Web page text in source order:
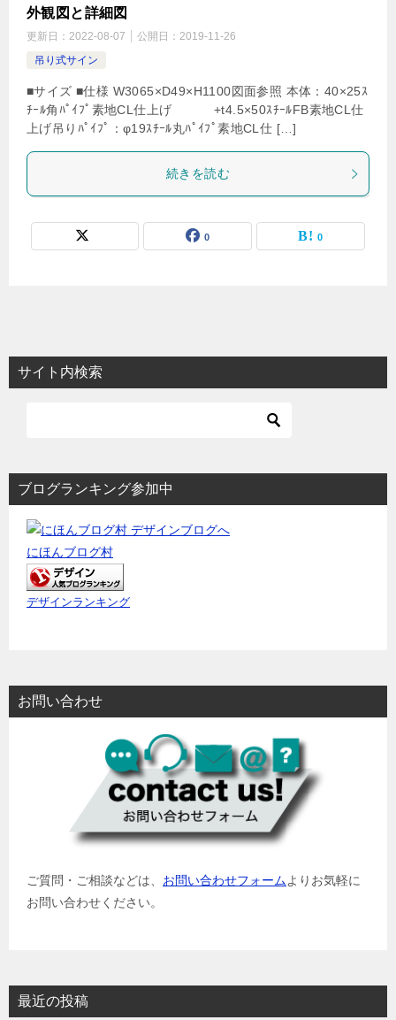
外観図と詳細図
更新日： 2022-08-07 公開日： 2019-11-26
吊り式サイン
■サイズ ■仕様 W3065×D49×H1100図面参照 本体：40×25ｽ
ﾁｰﾙ角ﾊﾟｲﾌﾟ素地CL仕上げ +t4.5×50ｽﾁｰﾙFB素地CL仕
上げ吊りﾊﾟｲﾌﾟ：φ19ｽﾁｰﾙ丸ﾊﾟｲﾌﾟ素地CL仕 […]
続きを読む
0 0
サイト内検索
ブログランキング参加中
にほんブログ村
デザインランキング
お問い合わせ
ご質問・ご相談などは、 お問い合わせフォームよりお気軽に
お問い合わせください。
最近の投稿